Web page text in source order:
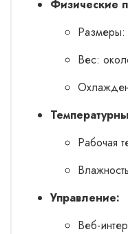
Физические
Вес:
Рабочая
Управление:
Веб-